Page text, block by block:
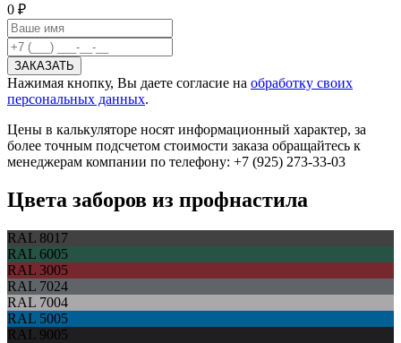
0 ₽
Нажимая кнопку, Вы даете согласие на обработку своих
персональных данных.
Цены в калькуляторе носят информационный характер, за
более точным подсчетом стоимости заказа обращайтесь к
менеджерам компании по телефону: +7 (925) 273-33-03
Цвета заборов из профнастила
RAL 8017
RAL 6005
RAL 3005
RAL 7024
RAL 7004
RAL 5005
RAL 9005